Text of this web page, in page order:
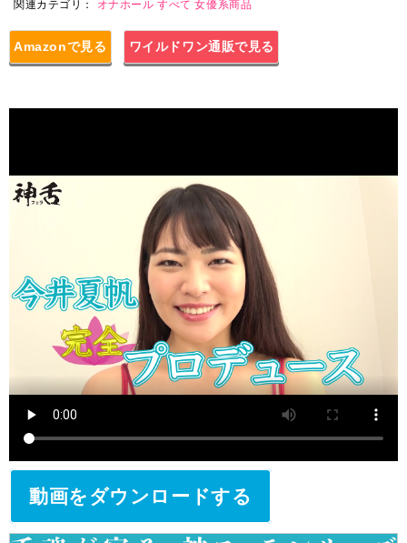
関連カテゴリ： オナホール すべて 女優系商品
Amazonで見る ワイルドワン通販で見る
動画をダウンロードする